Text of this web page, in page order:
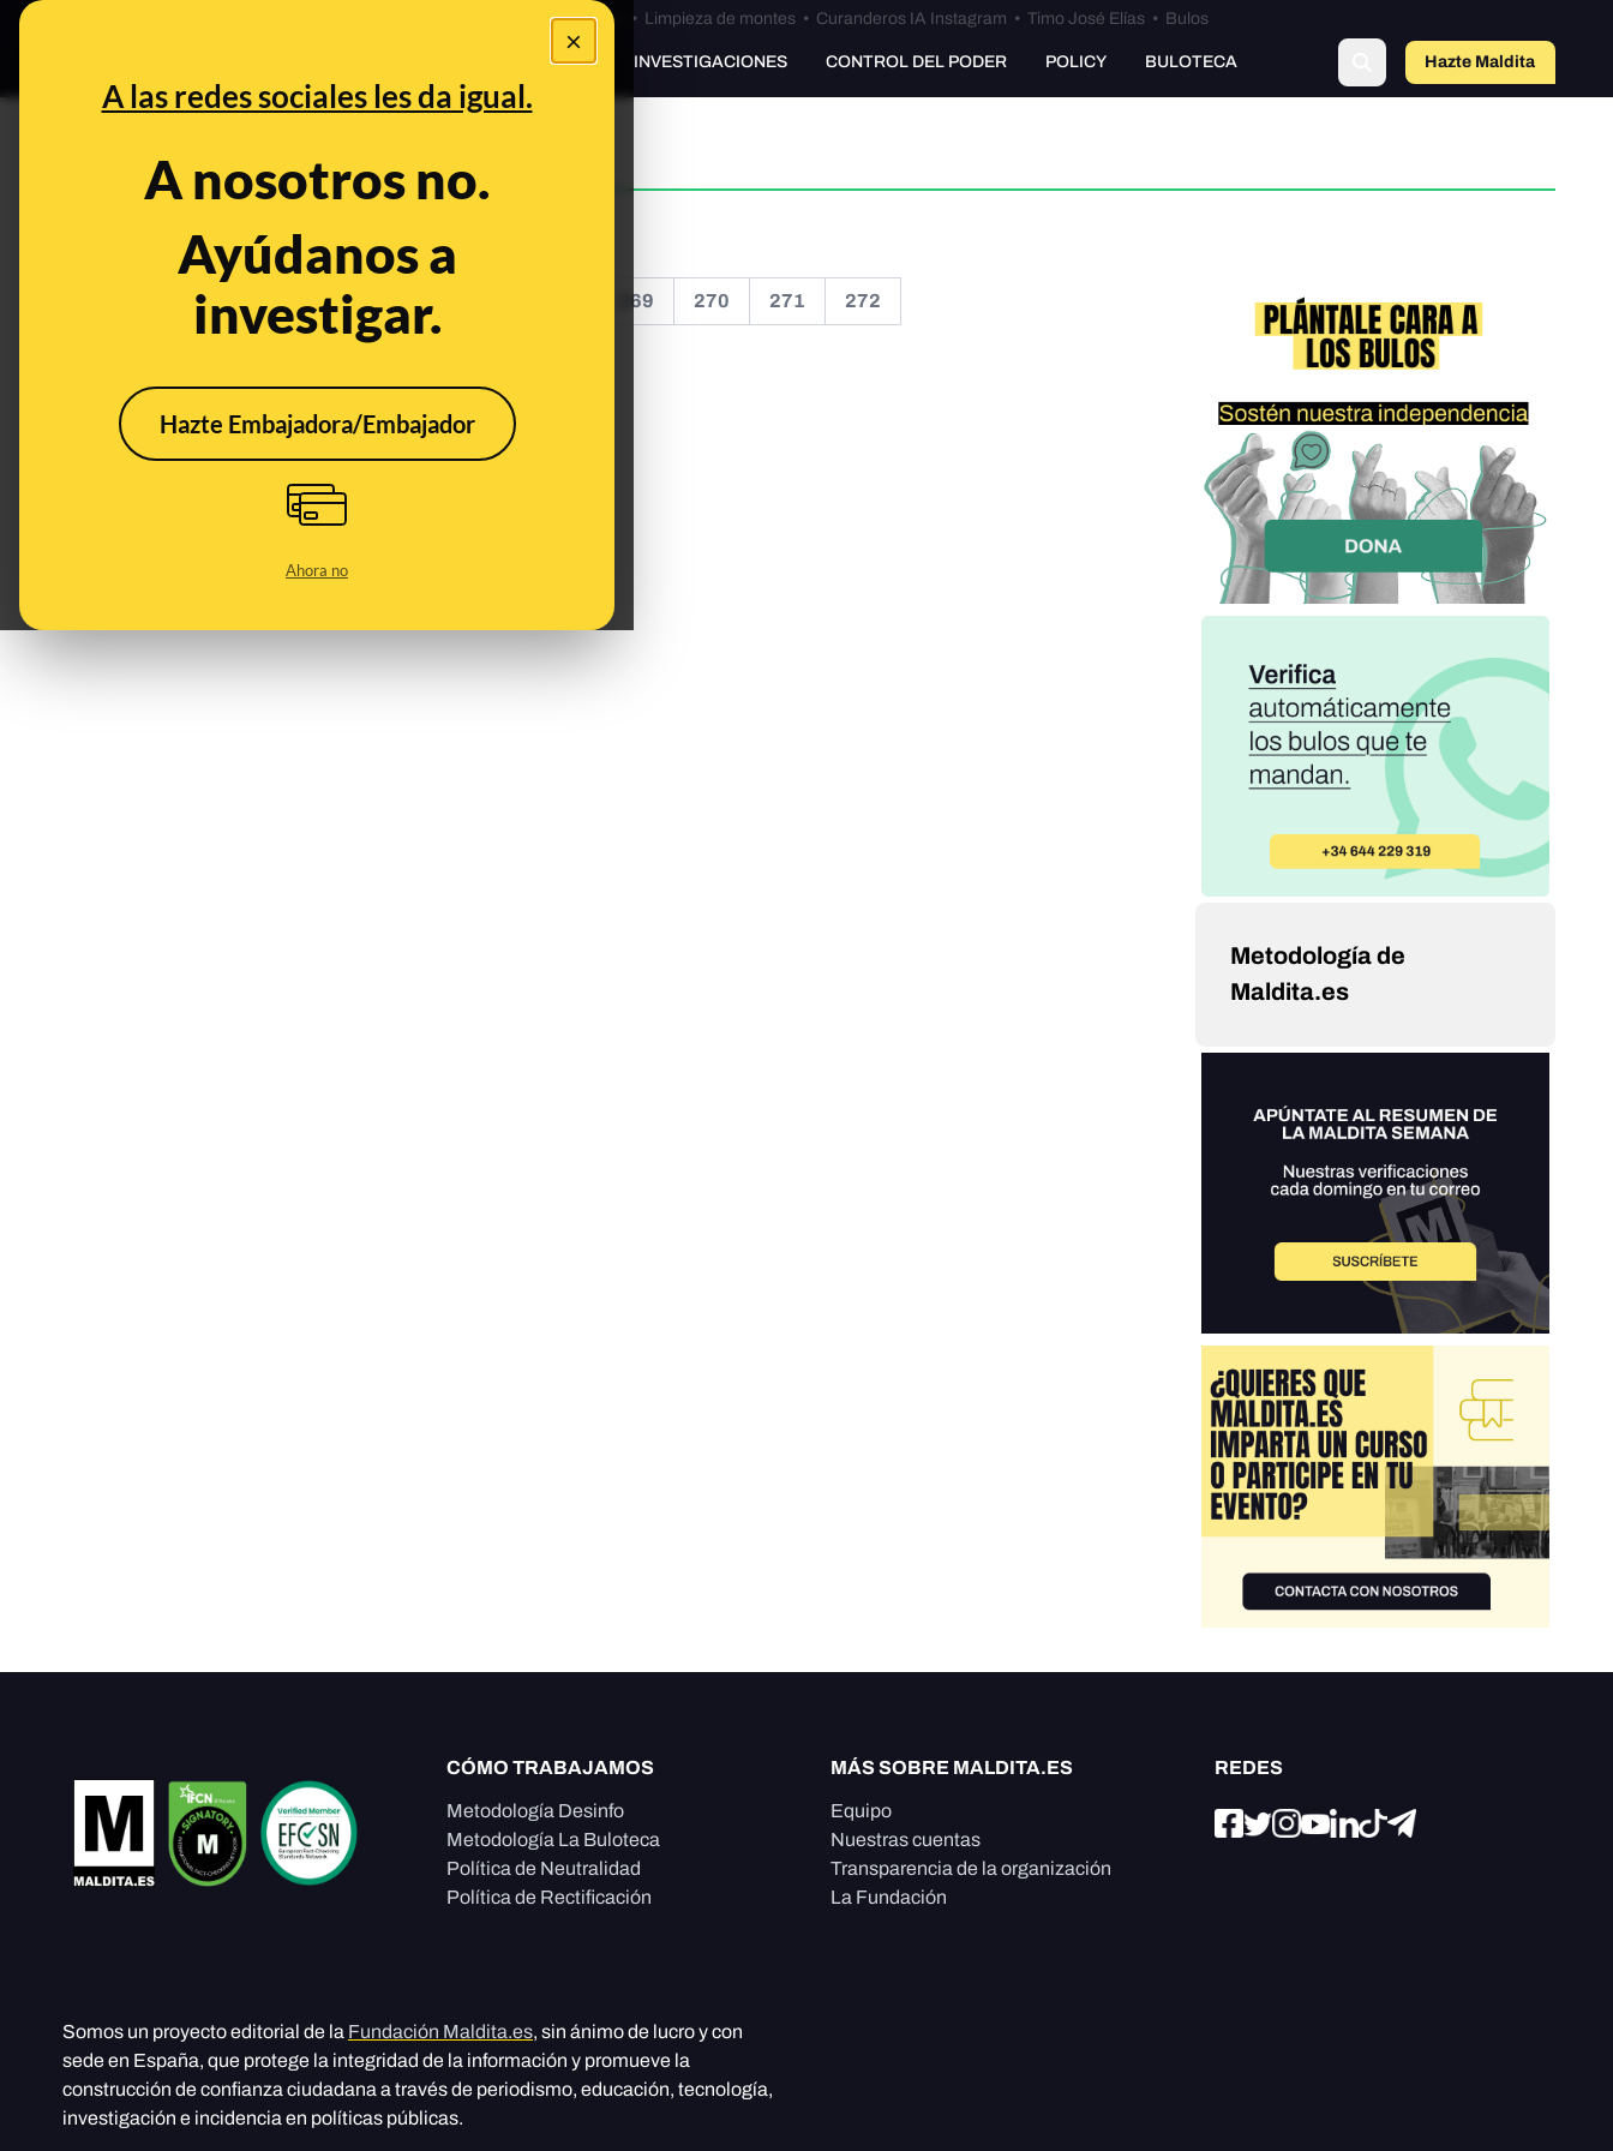
×
A las redes sociales les da igual.
A nosotros no.
Ayúdanos a
investigar.
Hazte Embajadora/Embajador
Ahora no
Bulos Ceuta • Limpieza de montes• Curanderos IA Instagram • Timo José Elías• Bulos
PREBUNKING INVESTIGACIONES CONTROL DEL PODER POLICY BULOTECA Hazte Maldita
Maldita Ciencia
<< 269 270 271 272
Metodología de
Maldita.es
CÓMO TRABAJAMOS
Metodología Desinfo
Metodología La Buloteca
Política de Neutralidad
Política de Rectificación
MÁS SOBRE MALDITA.ES
Equipo
Nuestras cuentas
Transparencia de la organización
La Fundación
REDES
Somos un proyecto editorial de la Fundación Maldita.es, sin ánimo de lucro y con
sede en España, que protege la integridad de la información y promueve la
construcción de confianza ciudadana a través de periodismo, educación, tecnología,
investigación e incidencia en políticas públicas.